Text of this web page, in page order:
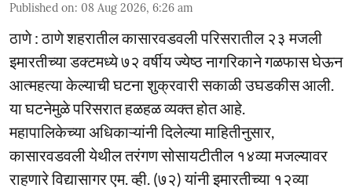
Published on: 08 Aug 2026, 6:26 am
ठाणे : ठाणे शहरातील कासारवडवली परिसरातील २३ मजली
इमारतीच्या डक्टमध्ये ७२ वर्षीय ज्येष्ठ नागरिकाने गळफास घेऊन
आत्महत्या केल्याची घटना शुक्रवारी सकाळी उघडकीस आली.
या घटनेमुळे परिसरात हळहळ व्यक्त होत आहे.
महापालिकेच्या अधिकाऱ्यांनी दिलेल्या माहितीनुसार,
कासारवडवली येथील तरंगण सोसायटीतील १४व्या मजल्यावर
राहणारे विद्यासागर एम. व्ही. (७२) यांनी इमारतीच्या १२व्या